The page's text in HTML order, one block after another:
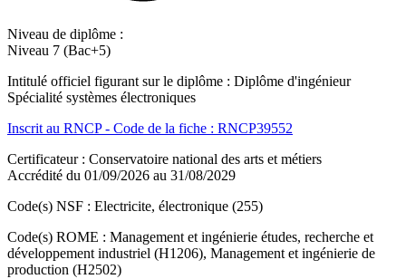
Niveau de diplôme :
Niveau 7 (Bac+5)
Intitulé officiel figurant sur le diplôme : Diplôme d'ingénieur
Spécialité systèmes électroniques
Inscrit au RNCP - Code de la fiche : RNCP39552
Certificateur : Conservatoire national des arts et métiers
Accrédité du 01/09/2026 au 31/08/2029
Code(s) NSF : Electricite, électronique (255)
Code(s) ROME : Management et ingénierie études, recherche et
développement industriel (H1206), Management et ingénierie de
production (H2502)